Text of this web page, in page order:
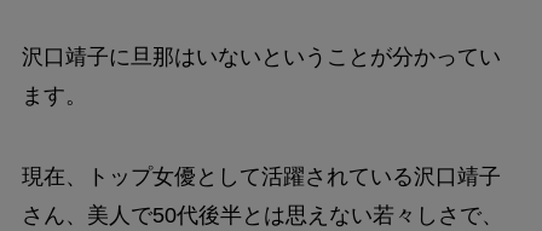
沢口靖子に旦那はいないということが分かってい
ます。
現在、トップ女優として活躍されている沢口靖子
さん、美人で50代後半とは思えない若々しさで、